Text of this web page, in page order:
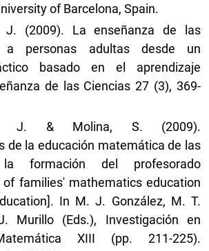
of Barcelona, Spain.
J. (2009). La enseñanza de las
a personas adultas desde un
basado en el aprendizaje
de las Ciencias 27 (3), 369-
J. & Molina, S. (2009).
de la educación matemática de las
formación del profesorado
of families' mathematics education
In M. J. González, M. T.
Murillo (Eds.), Investigación en
XIII (pp. 211-225).